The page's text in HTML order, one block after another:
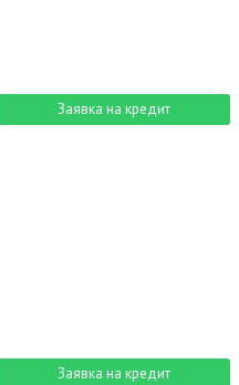
Заявка на кредит
Заявка на кредит